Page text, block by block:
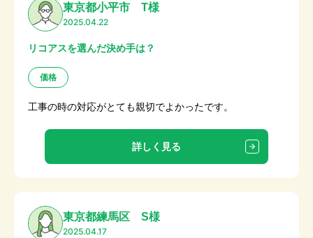
東京都小平市 T様
2025.04.22
リコアスを選んだ決め手は？
価格
工事の時の対応がとても親切でよかったです。
詳しく見る
東京都練馬区 S様
2025.04.17